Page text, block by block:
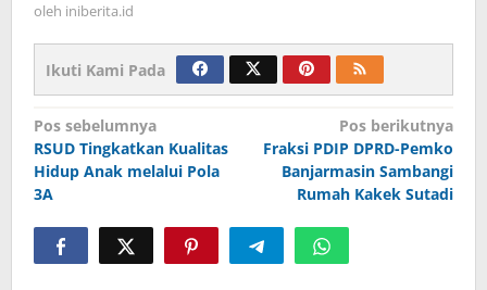
oleh iniberita.id
Ikuti Kami Pada
Navigasi
pos
Pos sebelumnya
RSUD Tingkatkan Kualitas
Hidup Anak melalui Pola
3A
Pos berikutnya
Fraksi PDIP DPRD-Pemko
Banjarmasin Sambangi
Rumah Kakek Sutadi